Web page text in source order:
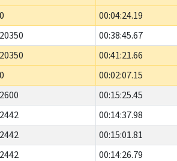
0 00:04:24.19
20350 00:38:45.67
20350 00:41:21.66
0 00:02:07.15
2600 00:15:25.45
2442 00:14:37.98
2442 00:15:01.81
2442 00:14:26.79